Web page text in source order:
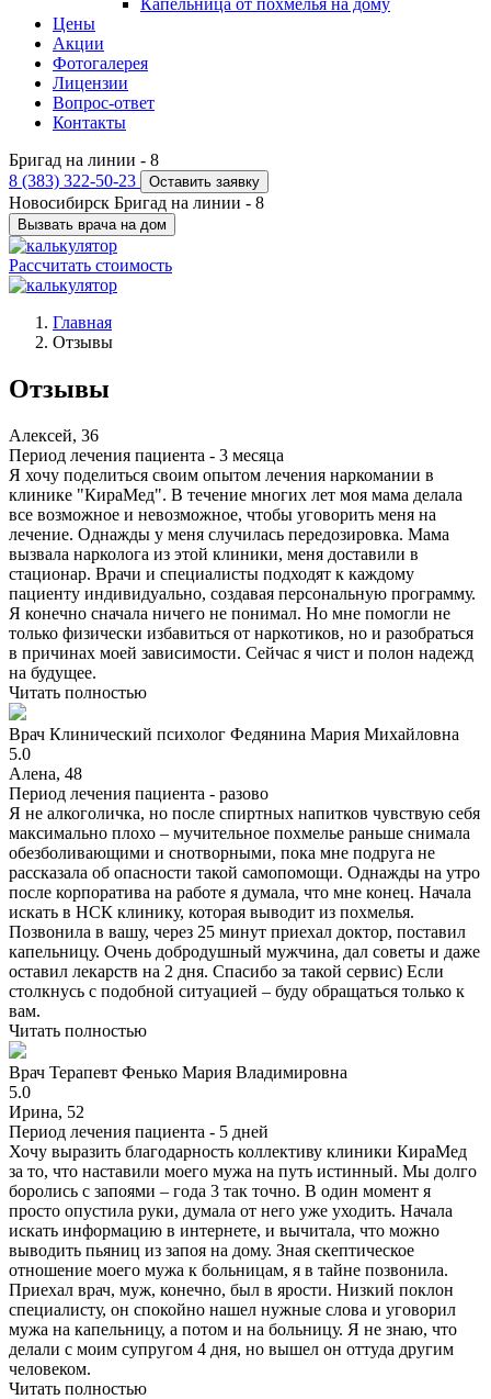
Капельница от похмелья на дому
Цены
Акции
Фотогалерея
Лицензии
Вопрос-ответ
Контакты
Бригад на линии - 8
8 (383) 322-50-23
Оставить заявку
Новосибирск Бригад на линии - 8
Вызвать врача на дом
Рассчитать стоимость
Главная
Отзывы
Отзывы
Алексей, 36
Период лечения пациента - 3 месяца
Я хочу поделиться своим опытом лечения наркомании в
клинике "КираМед". В течение многих лет моя мама делала
все возможное и невозможное, чтобы уговорить меня на
лечение. Однажды у меня случилась передозировка. Мама
вызвала нарколога из этой клиники, меня доставили в
стационар. Врачи и специалисты подходят к каждому
пациенту индивидуально, создавая персональную программу.
Я конечно сначала ничего не понимал. Но мне помогли не
только физически избавиться от наркотиков, но и разобраться
в причинах моей зависимости. Сейчас я чист и полон надежд
на будущее.
Читать полностью
Врач Клинический психолог Федянина Мария Михайловна
5.0
Алена, 48
Период лечения пациента - разово
Я не алкоголичка, но после спиртных напитков чувствую себя
максимально плохо – мучительное похмелье раньше снимала
обезболивающими и снотворными, пока мне подруга не
рассказала об опасности такой самопомощи. Однажды на утро
после корпоратива на работе я думала, что мне конец. Начала
искать в НСК клинику, которая выводит из похмелья.
Позвонила в вашу, через 25 минут приехал доктор, поставил
капельницу. Очень добродушный мужчина, дал советы и даже
оставил лекарств на 2 дня. Спасибо за такой сервис) Если
столкнусь с подобной ситуацией – буду обращаться только к
вам.
Читать полностью
Врач Терапевт Фенько Мария Владимировна
5.0
Ирина, 52
Период лечения пациента - 5 дней
Хочу выразить благодарность коллективу клиники КираМед
за то, что наставили моего мужа на путь истинный. Мы долго
боролись с запоями – года 3 так точно. В один момент я
просто опустила руки, думала от него уже уходить. Начала
искать информацию в интернете, и вычитала, что можно
выводить пьяниц из запоя на дому. Зная скептическое
отношение моего мужа к больницам, я в тайне позвонила.
Приехал врач, муж, конечно, был в ярости. Низкий поклон
специалисту, он спокойно нашел нужные слова и уговорил
мужа на капельницу, а потом и на больницу. Я не знаю, что
делали с моим супругом 4 дня, но вышел он оттуда другим
человеком.
Читать полностью